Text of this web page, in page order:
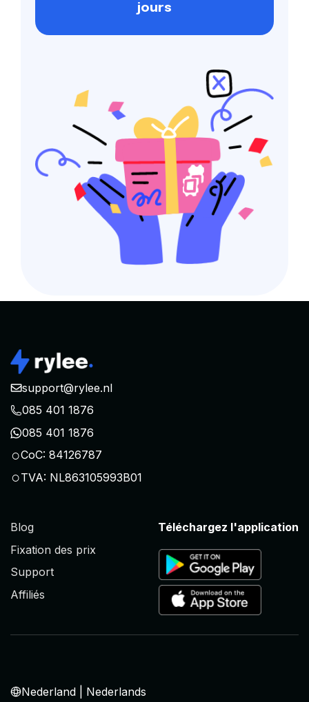
jours
support@rylee.nl
085 401 1876
085 401 1876
○CoC: 84126787
○TVA: NL863105993B01
Blog
Fixation des prix
Support
Affiliés
Téléchargez l'application
Nederland | Nederlands